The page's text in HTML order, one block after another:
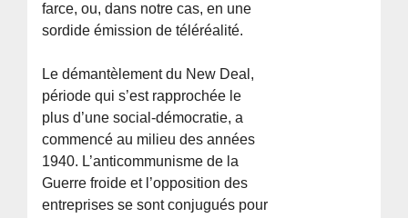
farce, ou, dans notre cas, en une
sordide émission de téléréalité.
Le démantèlement du New Deal,
période qui s’est rapprochée le
plus d’une social-démocratie, a
commencé au milieu des années
1940. L’anticommunisme de la
Guerre froide et l’opposition des
entreprises se sont conjugués pour